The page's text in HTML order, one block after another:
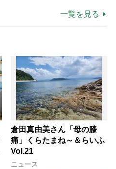
一覧を見る
倉田真由美さん「母の膝
痛」くらたまね～＆らいふ
Vol.21
ニュース